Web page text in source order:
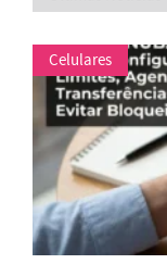
Celulares